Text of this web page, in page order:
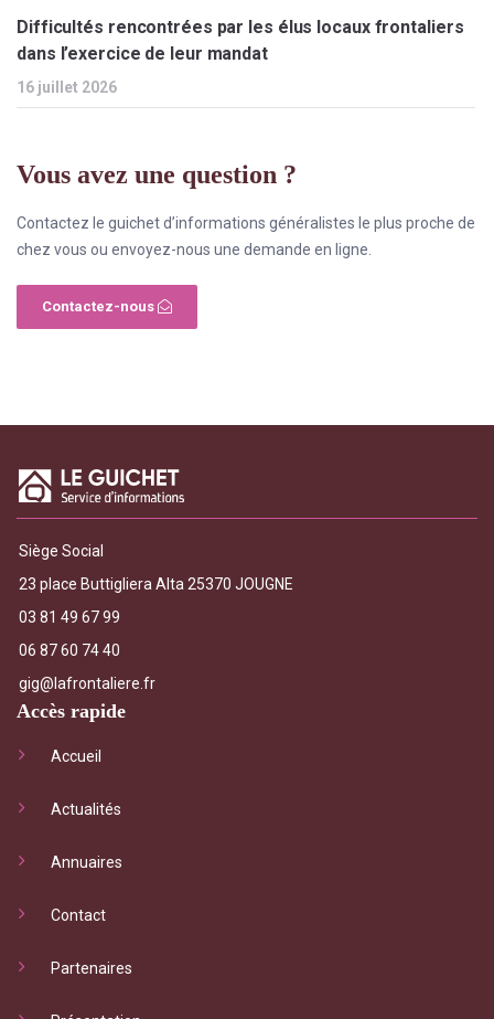
Difficultés rencontrées par les élus locaux frontaliers
dans l’exercice de leur mandat
16 juillet 2026
Vous avez une question ?
Contactez le guichet d’informations généralistes le plus proche de
chez vous ou envoyez-nous une demande en ligne.
Contactez-nous
Siège Social
23 place Buttigliera Alta 25370 JOUGNE
03 81 49 67 99
06 87 60 74 40
gig@lafrontaliere.fr
Accès rapide
Accueil
Actualités
Annuaires
Contact
Partenaires